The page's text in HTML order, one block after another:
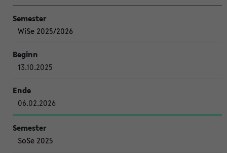
WiSe 2025/2026
13.10.2025
06.02.2026
SoSe 2025